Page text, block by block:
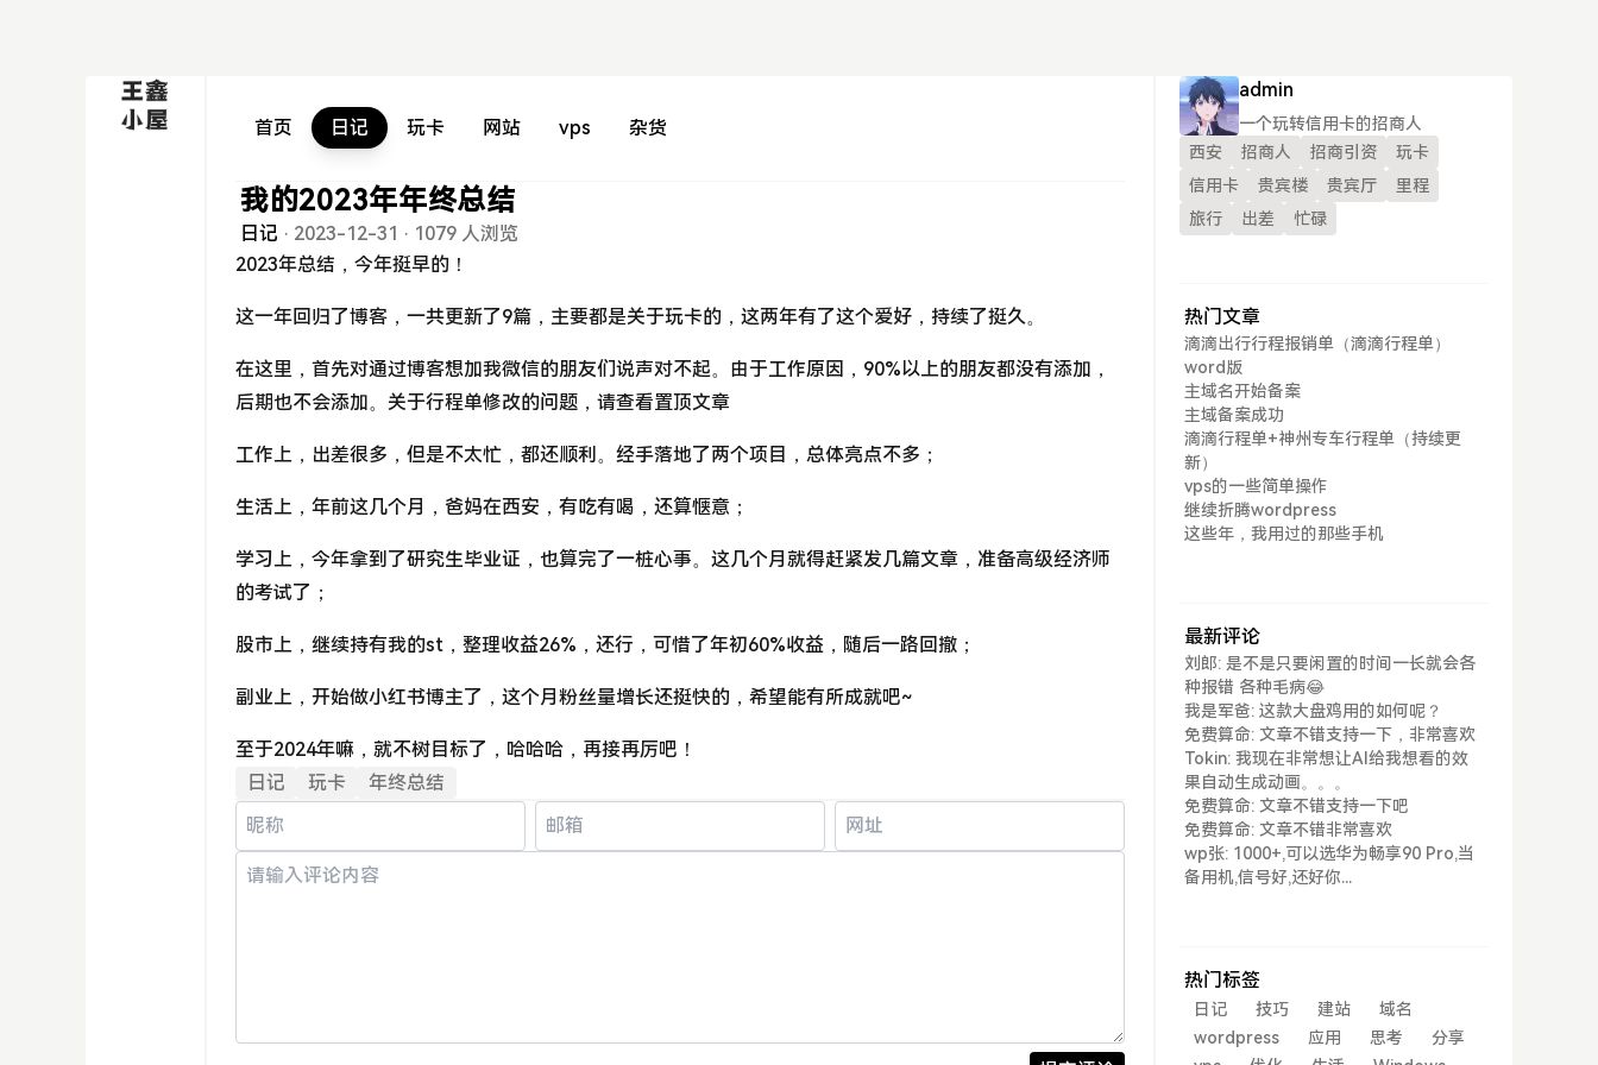
首页 日记 玩卡 网站 vps 杂货
我的2023年年终总结
日记 · 2023-12-31 · 1079 人浏览
2023年总结，今年挺早的！
这一年回归了博客，一共更新了9篇，主要都是关于玩卡的，这两年有了这个爱好，持续了挺久。
在这里，首先对通过博客想加我微信的朋友们说声对不起。由于工作原因，90%以上的朋友都没有添加，
后期也不会添加。关于行程单修改的问题，请查看置顶文章
工作上，出差很多，但是不太忙，都还顺利。经手落地了两个项目，总体亮点不多；
生活上，年前这几个月，爸妈在西安，有吃有喝，还算惬意；
学习上，今年拿到了研究生毕业证，也算完了一桩心事。这几个月就得赶紧发几篇文章，准备高级经济师
的考试了；
股市上，继续持有我的st，整理收益26%，还行，可惜了年初60%收益，随后一路回撤；
副业上，开始做小红书博主了，这个月粉丝量增长还挺快的，希望能有所成就吧~
至于2024年嘛，就不树目标了，哈哈哈，再接再厉吧！
日记
玩卡 年终总结
admin
一个玩转信用卡的招商人
西安
招商人 招商引资
玩卡
信用卡
贵宾楼 贵宾厅
里程
旅行
出差 忙碌
热门文章
滴滴出行行程报销单（滴滴行程单）
word版
主域名开始备案
主域备案成功
滴滴行程单+神州专车行程单（持续更
新）
vps的一些简单操作
继续折腾wordpress
这些年，我用过的那些手机
最新评论
刘郎: 是不是只要闲置的时间一长就会各
种报错 各种毛病😂
我是军爸: 这款大盘鸡用的如何呢？
免费算命: 文章不错支持一下，非常喜欢
Tokin: 我现在非常想让AI给我想看的效
果自动生成动画。。。
免费算命: 文章不错支持一下吧
免费算命: 文章不错非常喜欢
wp张: 1000+,可以选华为畅享90 Pro,当
备用机,信号好,还好你...
热门标签
日记 技巧 建站
域名
wordpress
应用 思考
分享